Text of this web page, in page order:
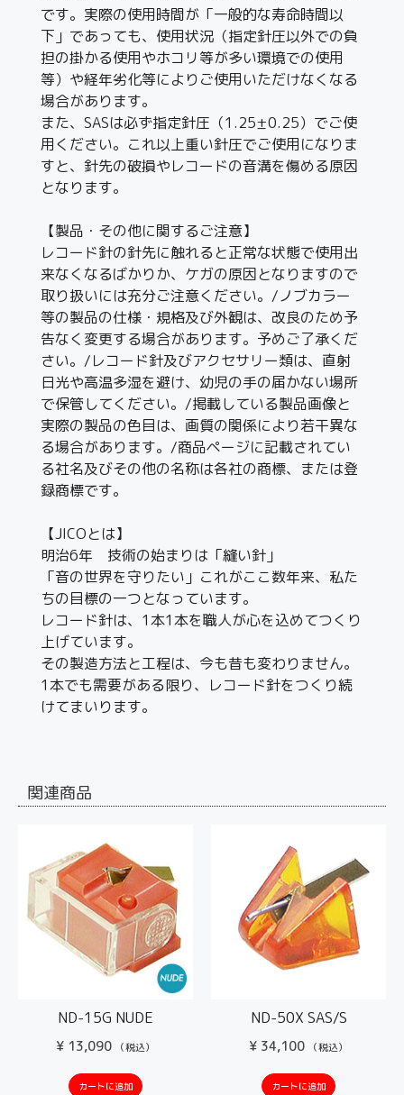
です。実際の使用時間が「一般的な寿命時間以
下」であっても、使用状況（指定針圧以外での負
担の掛かる使用やホコリ等が多い環境での使用
等）や経年劣化等によりご使用いただけなくなる
場合があります。
また、SASは必ず指定針圧（1.25±0.25）でご使
用ください。これ以上重い針圧でご使用になりま
すと、針先の破損やレコードの音溝を傷める原因
となります。
【製品・その他に関するご注意】
レコード針の針先に触れると正常な状態で使用出
来なくなるばかりか、ケガの原因となりますので
取り扱いには充分ご注意ください。/ノブカラー
等の製品の仕様・規格及び外観は、改良のため予
告なく変更する場合があります。予めご了承くだ
さい。/レコード針及びアクセサリー類は、直射
日光や高温多湿を避け、幼児の手の届かない場所
で保管してください。/掲載している製品画像と
実際の製品の色目は、画質の関係により若干異な
る場合があります。/商品ページに記載されてい
る社名及びその他の名称は各社の商標、または登
録商標です。
【JICOとは】
明治6年 技術の始まりは「縫い針」
「音の世界を守りたい」これがここ数年来、私た
ちの目標の一つとなっています。
レコード針は、1本1本を職人が心を込めてつくり
上げています。
その製造方法と工程は、今も昔も変わりません。
1本でも需要がある限り、レコード針をつくり続
けてまいります。
関連商品
ND-15G NUDE
¥ 13,090 （税込）
カートに追加
ND-50X SAS/S
¥ 34,100 （税込）
カートに追加